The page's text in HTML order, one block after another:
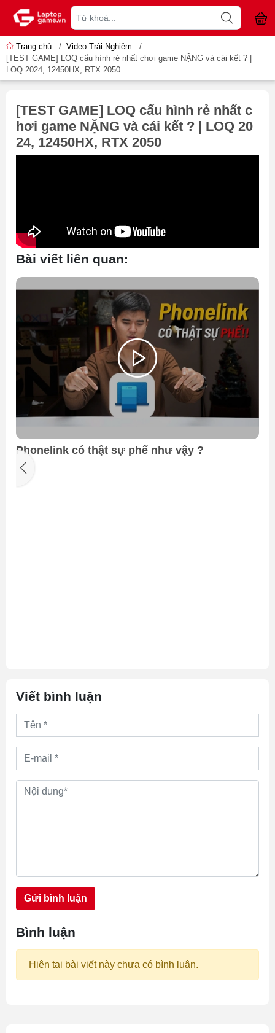
Trang chủ / Video Trải Nghiệm
/
[TEST GAME] LOQ cấu hình rẻ nhất chơi game NẶNG và cái kết ? |
LOQ 2024, 12450HX, RTX 2050
[TEST GAME] LOQ cấu hình rẻ nhất c
hơi game NẶNG và cái kết ? | LOQ 20
24, 12450HX, RTX 2050
Bài viết liên quan:
Phonelink có thật sự phế như vậy ?
Viết bình luận
Gửi bình luận
Bình luận
Hiện tại bài viết này chưa có bình luận.